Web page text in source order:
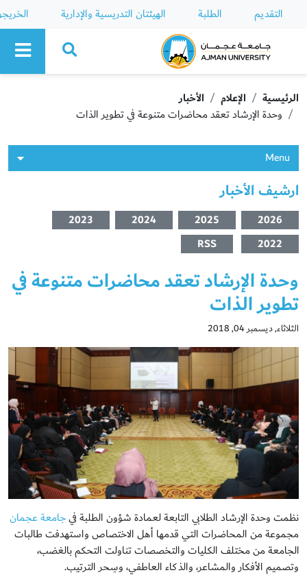
التقديم الطلبة الهيئتان التدريسية والإدارية
Ajman University
الرئيسية الإعلام
الأخبار
وحدة الإرشاد تعقد محاضرات متنوعة في تطوير الذات
Menu
ارشيف الأخبار
2026
2025
2024
2023
2022
RSS
وحدة الإرشاد تعقد محاضرات متنوعة في
تطوير الذات
الثلاثاء, ديسمبر 04, 2018
نظمت وحدة الإرشاد الطلابي التابعة لعمادة شؤون الطلبة فيجامعة عجمان
مجموعة من المحاضرات التي قدمها أهل الاختصاص واستهدفت طالبات
الجامعة من مختلف الكليات والتخصصات تناولت التحكم بالغضب،
وتصميم الأفكار والمشاعر، والذكاء العاطفي، وسِحر الترتيب.